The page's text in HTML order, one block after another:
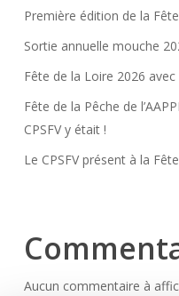
Première édition de la
Sortie annuelle mouche
Fête de la Loire 2026 avec
Fête de la Pêche de
CPSFV y était !
Le CPSFV présent à la
Aucun commentaire à